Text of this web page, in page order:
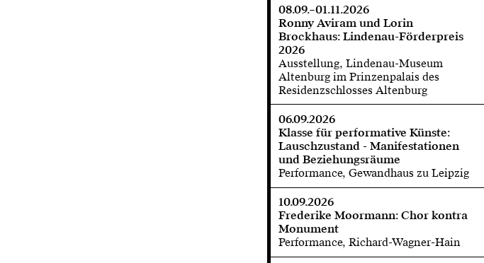
08.09.–01.11.2026
Ronny Aviram und Lorin
Brockhaus: Lindenau-Förderpreis
2026
Ausstellung, Lindenau-Museum
Altenburg im Prinzenpalais des
Residenzschlosses Altenburg
06.09.2026
Klasse für performative Künste:
Lauschzustand - Manifestationen
und Beziehungsräume
Performance, Gewandhaus zu Leipzig
10.09.2026
Frederike Moormann: Chor kontra
Monument
Performance, Richard-Wagner-Hain